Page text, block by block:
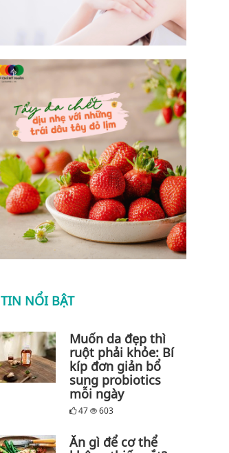
TIN NỔI BẬT
Muốn da đẹp thì
ruột phải khỏe: Bí
kíp đơn giản bổ
sung probiotics
mỗi ngày
47 603
Ăn gì để cơ thể